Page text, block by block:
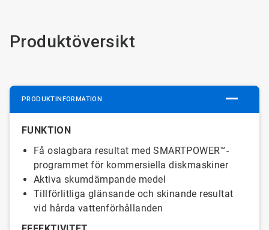
Produktöversikt
PRODUKTINFORMATION
FUNKTION
Få oslagbara resultat med SMARTPOWER™-
programmet för kommersiella diskmaskiner
Aktiva skumdämpande medel
Tillförlitliga glänsande och skinande resultat
vid hårda vattenförhållanden